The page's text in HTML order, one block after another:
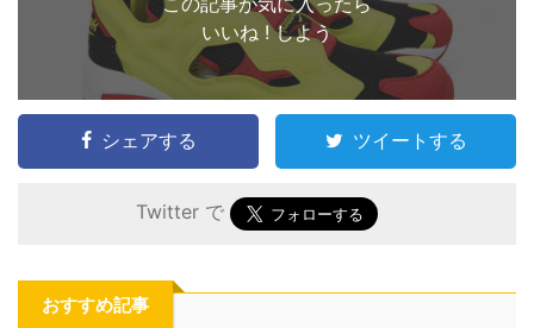
いいね ! しよう
シェアする ツイートする
Twitter で
おすすめ記事